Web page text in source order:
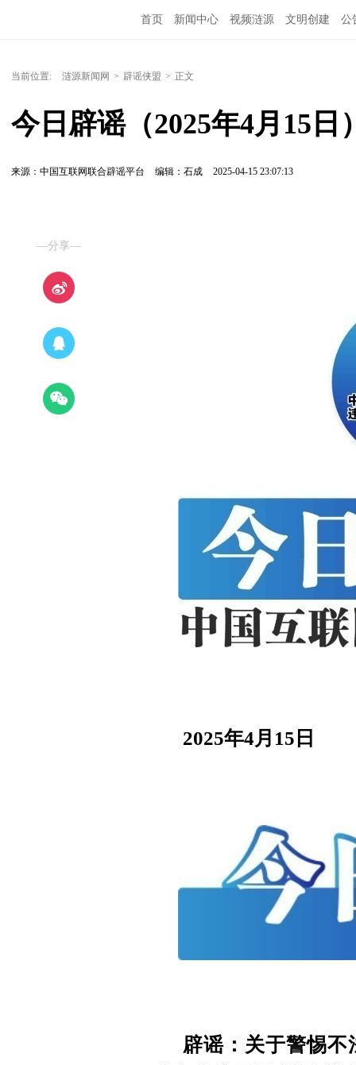
首页 新闻中心 视频涟源 文明创建 公
当前位置: 涟源新闻网 > 辟谣侠盟 > 正文
今日辟谣（2025年4月15日
来源：中国互联网联合辟谣平台 编辑：石成 2025-04-15 23:07:13
—分享—
2025年4月15日
辟谣：关于警惕